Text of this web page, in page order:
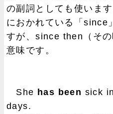
の副詞としても使いま
におかれている「since
すが、since then（その
意味です。
She has been sick
days.